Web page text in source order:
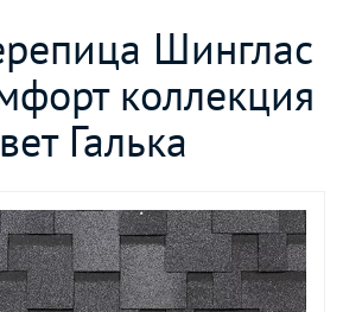
Шинглас
коллекция
Галька